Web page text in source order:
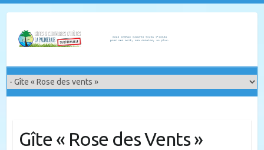
content
Gîte « Rose des Vents »